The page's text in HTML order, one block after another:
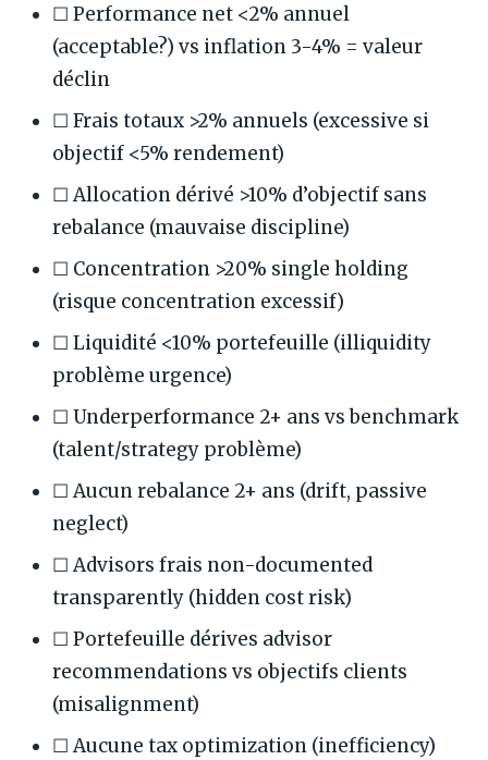
☐ Performance net <2% annuel
(acceptable?) vs inflation 3-4% = valeur
déclin
☐ Frais totaux >2% annuels (excessive si
objectif <5% rendement)
☐ Allocation dérivé >10% d’objectif sans
rebalance (mauvaise discipline)
☐ Concentration >20% single holding
(risque concentration excessif)
☐ Liquidité <10% portefeuille (illiquidity
problème urgence)
☐ Underperformance 2+ ans vs benchmark
(talent/strategy problème)
☐ Aucun rebalance 2+ ans (drift, passive
neglect)
☐ Advisors frais non-documented
transparently (hidden cost risk)
☐ Portefeuille dérives advisor
recommendations vs objectifs clients
(misalignment)
☐ Aucune tax optimization (inefficiency)